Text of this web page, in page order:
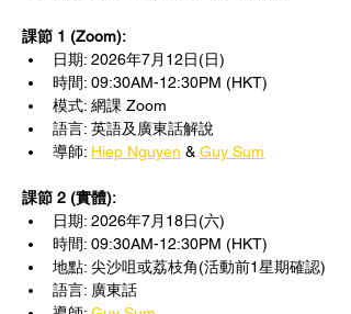
課節 1 (Zoom):
日期: 2026年7月12日(日)
時間: 09:30AM-12:30PM (HKT)
模式: 網課 Zoom
語言: 英語及廣東話解說
導師: Hiep Nguyen & Guy Sum
課節 2 (實體):
日期: 2026年7月18日(六)
時間: 09:30AM-12:30PM (HKT)
地點: 尖沙咀或荔枝角(活動前1星期確認)
語言: 廣東話